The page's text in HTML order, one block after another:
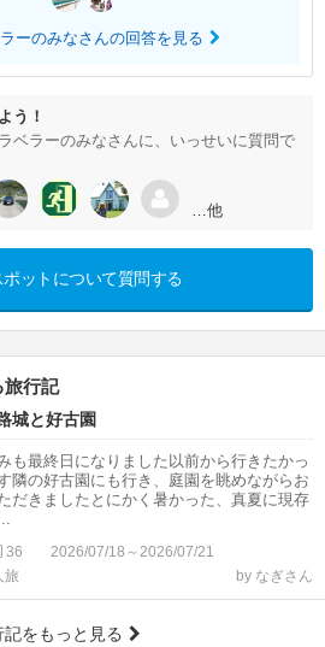
ラーのみなさんの回答を見る
う！
ベラーのみなさんに、いっせいに質問で
…他
ポットについて質問する
旅行記
城と好古園
も最終日になりました以前から行きたかっ
隣の好古園にも行き、庭園を眺めながらお
だきましたとにかく暑かった、真夏に現存
36
2026/07/18～2026/07/21
旅
by なぎさん
記をもっと見る